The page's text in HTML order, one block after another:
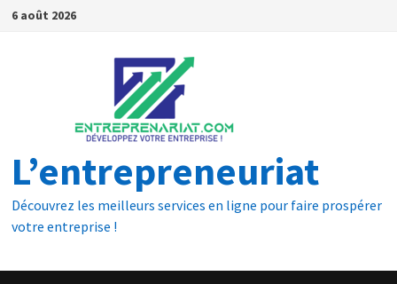
6 août 2026
L’entrepreneuriat
Découvrez les meilleurs services en ligne pour faire prospérer
votre entreprise !